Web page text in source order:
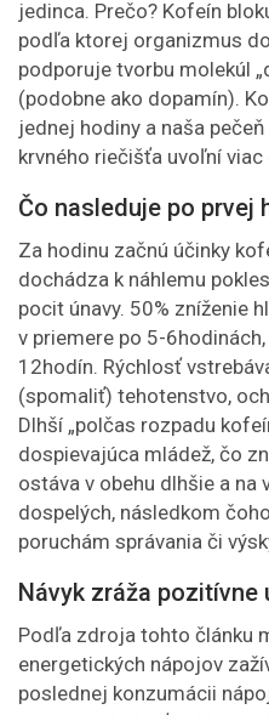
jedinca. Prečo? Kofeín
podľa ktorej organizmus
podporuje tvorbu molekúl
(podobne ako dopamín).
jednej hodiny a naša
krvného riečišťa uvoľní viac
Čo nasleduje po prvej
Za hodinu začnú účinky
dochádza k náhlemu
pocit únavy. 50% zníženie
v priemere po 5-
12hodín. Rýchlosť
(spomaliť) tehotenstvo,
Dlhší „polčas rozpadu
dospievajúca mládež, čo
ostáva v obehu dlhšie a na
dospelých, následkom
poruchám správania či
Návyk zráža pozitívne
Podľa zdroja tohto článku
energetických nápojov
poslednej konzumácii